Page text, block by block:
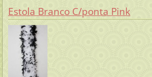
Estola Branco C/ponta Pink